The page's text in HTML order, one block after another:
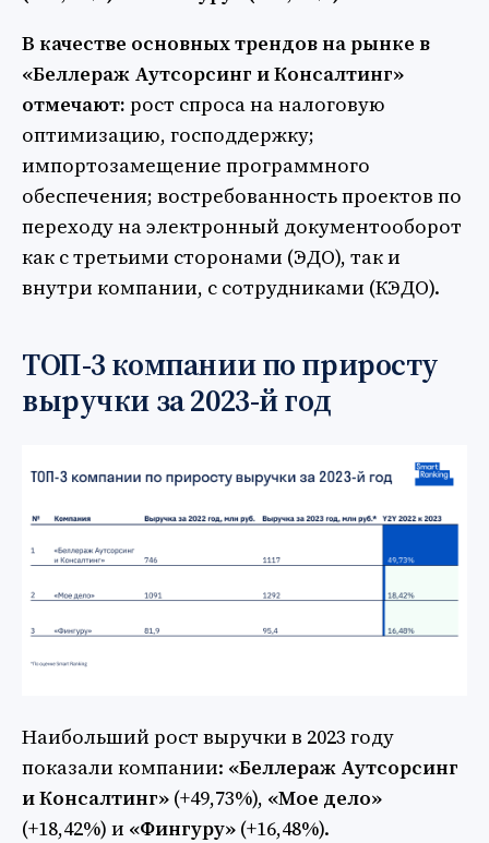
В качестве основных трендов на рынке в
«Беллераж Аутсорсинг и Консалтинг»
отмечают: рост спроса на налоговую
оптимизацию, господдержку;
импортозамещение программного
обеспечения; востребованность проектов по
переходу на электронный документооборот
как с третьими сторонами (ЭДО), так и
внутри компании, с сотрудниками (КЭДО).
ТОП-3 компании по приросту
выручки за 2023-й год
Наибольший рост выручки в 2023 году
показали компании: «Беллераж Аутсорсинг
и Консалтинг» (+49,73%), «Мое дело»
(+18,42%) и «Фингуру» (+16,48%).